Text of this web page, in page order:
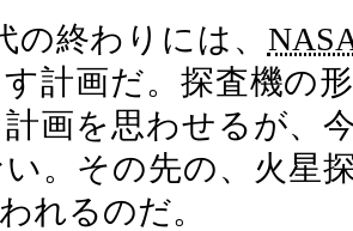
の終わりには、
計画だ。探査機の
画を思わせるが、
。その先の、火星
れるのだ。